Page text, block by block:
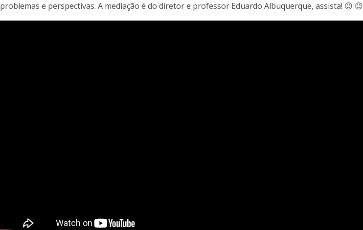
problemas e perspectivas. A mediação é do diretor e professor Eduardo Albuquerque, assista! 😉 😉